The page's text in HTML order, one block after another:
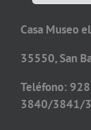
Casa Museo
35550, San
Teléfono:
3840/3841/